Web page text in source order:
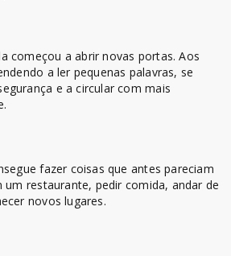
começou a abrir novas portas. Aos
a ler pequenas palavras, se
e a circular com mais
fazer coisas que antes pareciam
um restaurante, pedir comida, andar de
novos lugares.